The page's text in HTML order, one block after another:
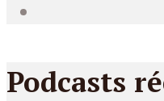
Podcasts